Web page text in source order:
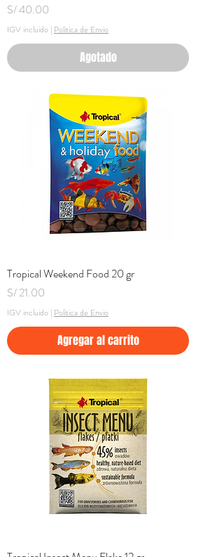
Precio
S/ 40.00
IGV incluido | Politica de Envio
Agotado
Tropical Weekend Food 20 gr
Precio
S/ 21.00
IGV incluido | Politica de Envio
Agregar al carrito